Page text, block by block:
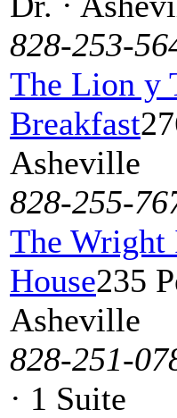
828-253-
The Lion y
Breakfast
Asheville
828-255-
The Wright
House235
Asheville
828-251-
· 1 Suite